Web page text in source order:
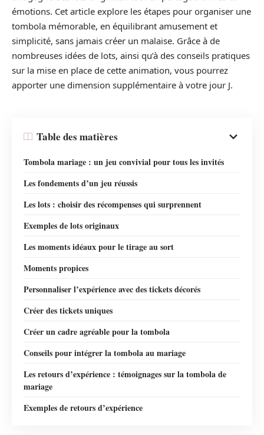
émotions. Cet article explore les étapes pour organiser une
tombola mémorable, en équilibrant amusement et
simplicité, sans jamais créer un malaise. Grâce à de
nombreuses idées de lots, ainsi qu’à des conseils pratiques
sur la mise en place de cette animation, vous pourrez
apporter une dimension supplémentaire à votre jour J.
Table des matières
Tombola mariage : un jeu convivial pour tous les invités
Les fondements d’un jeu réussis
Les lots : choisir des récompenses qui surprennent
Exemples de lots originaux
Les moments idéaux pour le tirage au sort
Moments propices
Personnaliser l’expérience avec des tickets décorés
Créer des tickets uniques
Créer un cadre agréable pour la tombola
Conseils pour intégrer la tombola au mariage
Les retours d’expérience : témoignages sur la tombola de
mariage
Exemples de retours d’expérience